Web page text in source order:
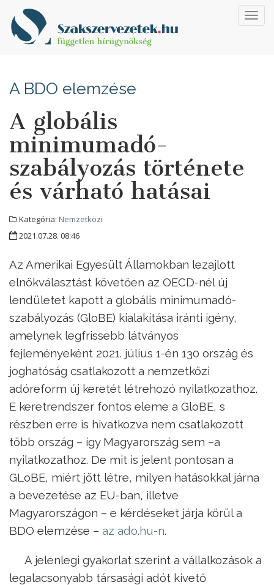
A BDO elemzése
A globális
minimumadó-
szabályozás története
és várható hatásai
Kategória: Nemzetközi
2021.07.28. 08:46
Az Amerikai Egyesült Államokban lezajlott
elnökválasztást követően az OECD-nél új
lendületet kapott a globális minimumadó-
szabályozás (GloBE) kialakítása iránti igény,
amelynek legfrissebb látványos
fejleményeként 2021. július 1-én 130 ország és
joghatóság csatlakozott a nemzetközi
adóreform új keretét létrehozó nyilatkozathoz.
E keretrendszer fontos eleme a GloBE, s
részben erre is hivatkozva nem csatlakozott
több ország – így Magyarország sem –a
nyilatkozathoz. De mit is jelent pontosan a
GLoBE, miért jött létre, milyen hatásokkal járna
a bevezetése az EU-ban, illetve
Magyarországon – e kérdéseket járja körül a
BDO elemzése – az ado.hu-n.
A jelenlegi gyakorlat szerint a vállalkozások a
legalacsonyabb társasági adót kivető